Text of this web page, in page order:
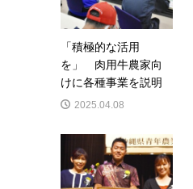
「積極的な活用
を」 肉用牛農家向
けに各種事業を説明
2025.04.08